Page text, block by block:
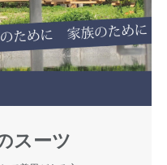
スーツ